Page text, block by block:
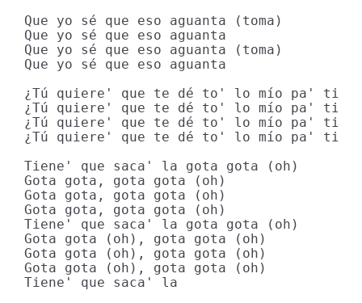
Que yo sé que eso aguanta (toma)
Que yo sé que eso aguanta
Que yo sé que eso aguanta (toma)
Que yo sé que eso aguanta
¿Tú quiere' que te dé to' lo mío pa' ti?
¿Tú quiere' que te dé to' lo mío pa' ti?
¿Tú quiere' que te dé to' lo mío pa' ti?
¿Tú quiere' que te dé to' lo mío pa' ti?
Tiene' que saca' la gota gota (oh)
Gota gota, gota gota (oh)
Gota gota, gota gota (oh)
Gota gota, gota gota (oh)
Tiene' que saca' la gota gota (oh)
Gota gota (oh), gota gota (oh)
Gota gota (oh), gota gota (oh)
Gota gota (oh), gota gota (oh)
Tiene' que saca' la